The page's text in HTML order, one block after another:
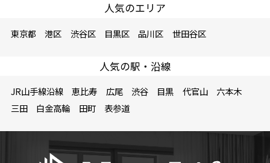
人気のエリア
東京都 港区 渋谷区 目黒区 品川区 世田谷区
人気の駅・沿線
JR山手線沿線 恵比寿 広尾 渋谷 目黒 代官山
六本木
三田
白金高輪 田町 表参道